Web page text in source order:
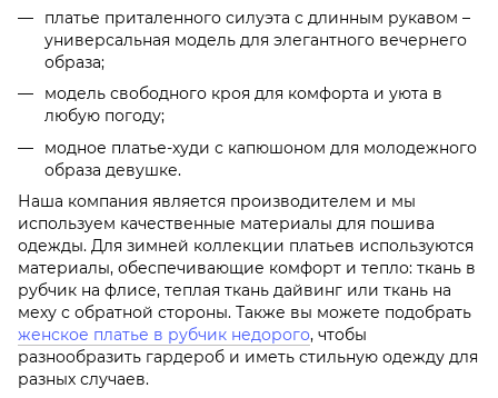
платье приталенного силуэта с длинным рукавом –
универсальная модель для элегантного вечернего
образа;
модель свободного кроя для комфорта и уюта в
любую погоду;
модное платье-худи с капюшоном для молодежного
образа девушке.
Наша компания является производителем и мы
используем качественные материалы для пошива
одежды. Для зимней коллекции платьев используются
материалы, обеспечивающие комфорт и тепло: ткань в
рубчик на флисе, теплая ткань дайвинг или ткань на
меху с обратной стороны. Также вы можете подобрать
женское платье в рубчик недорого, чтобы
разнообразить гардероб и иметь стильную одежду для
разных случаев.